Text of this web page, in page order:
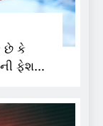
છે કે
ફેશન